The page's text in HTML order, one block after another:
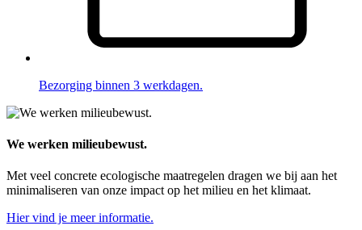
Bezorging binnen 3 werkdagen.
We werken milieubewust.
Met veel concrete ecologische maatregelen dragen we bij aan het
minimaliseren van onze impact op het milieu en het klimaat.
Hier vind je meer informatie.